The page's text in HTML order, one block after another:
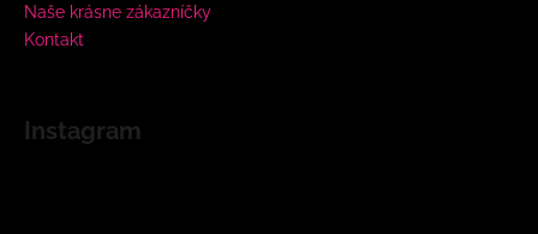
Naše krásne zákazníčky
Kontakt
Instagram